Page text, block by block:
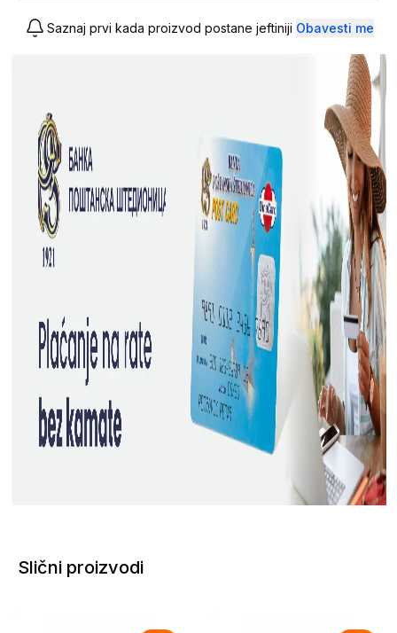
Saznaj prvi kada proizvod postane jeftiniji Obavesti me
Slični proizvodi